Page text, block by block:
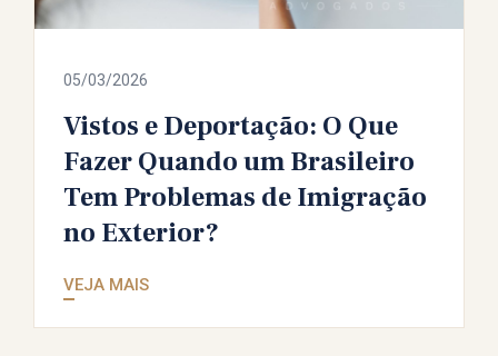
05/03/2026
Vistos e Deportação: O Que
Fazer Quando um Brasileiro
Tem Problemas de Imigração
no Exterior?
VEJA MAIS